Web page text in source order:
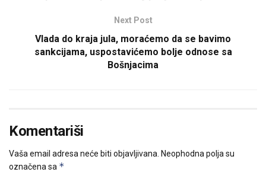
Next Post
Vlada do kraja jula, moraćemo da se bavimo
sankcijama, uspostavićemo bolje odnose sa
Bošnjacima
Komentariši
Vaša email adresa neće biti objavljivana. Neophodna polja su
označena sa *